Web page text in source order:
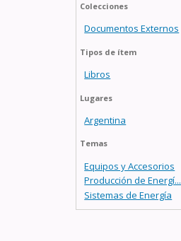
Colecciones
Documentos Externos
Tipos de ítem
Libros
Lugares
Argentina
Temas
Equipos y Accesorios
Producción de Energí...
Sistemas de Energía